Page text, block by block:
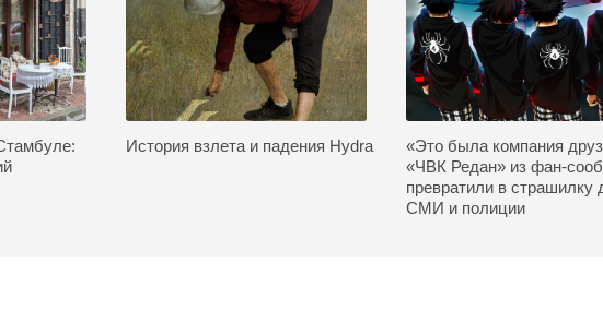
История взлета и падения Hydra
«Это была компания
«ЧВК Редан» из фан-
превратили в страшилку
СМИ и полиции